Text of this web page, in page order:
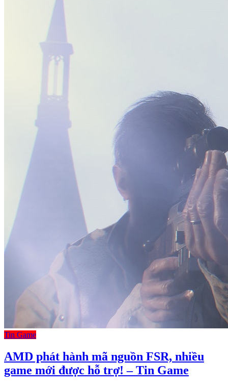
Tin Game
AMD phát hành mã nguồn FSR, nhiều
game mới được hỗ trợ! – Tin Game